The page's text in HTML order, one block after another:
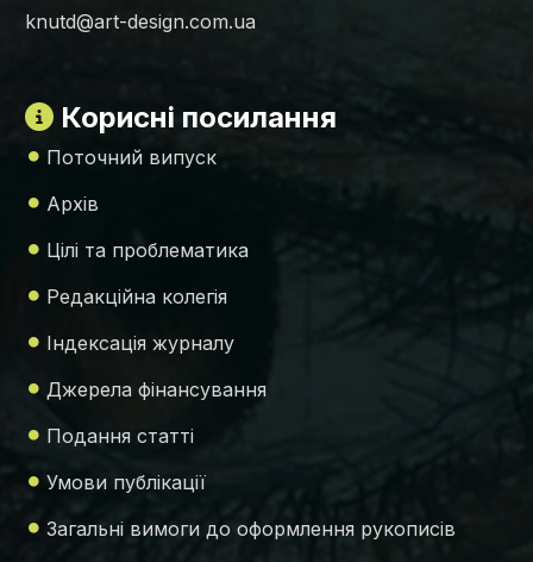
knutd@art-design.com.ua
Корисні посилання
Поточний випуск
Архів
Цілі та проблематика
Редакційна колегія
Індексація журналу
Джерела фінансування
Подання статті
Умови публікації
Загальні вимоги до оформлення рукописів